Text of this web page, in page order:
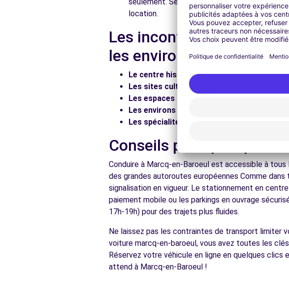
Free2Move Rent - GARAGE DE LA JUSTICE - LYS-LEZ-LANNOY (C)
Free2move Rent - S&You - RONCQ (P)
Voir toutes les agences
location.
Les incontournables à
les environs
Le centre historique :Flânez dans les
Les sites culturels :
Visitez les musées et
Les espaces naturels :
Les environs :
Explorez les villes d'art, la
Les spécialités locales :
Découvrez la
Conseils pratiques pour
Conduire à Marcq-en-Baroeul est accessible à
des grandes autoroutes européennes Comme
signalisation en vigueur. Le stationnement en
paiement mobile ou les parkings en ouvrage
17h-19h) pour des trajets plus fluides.
Ne laissez pas les contraintes de transport limiter
voiture marcq-en-baroeul, vous avez toutes les
Réservez votre véhicule en ligne en quelques
attend à Marcq-en-Baroeul !